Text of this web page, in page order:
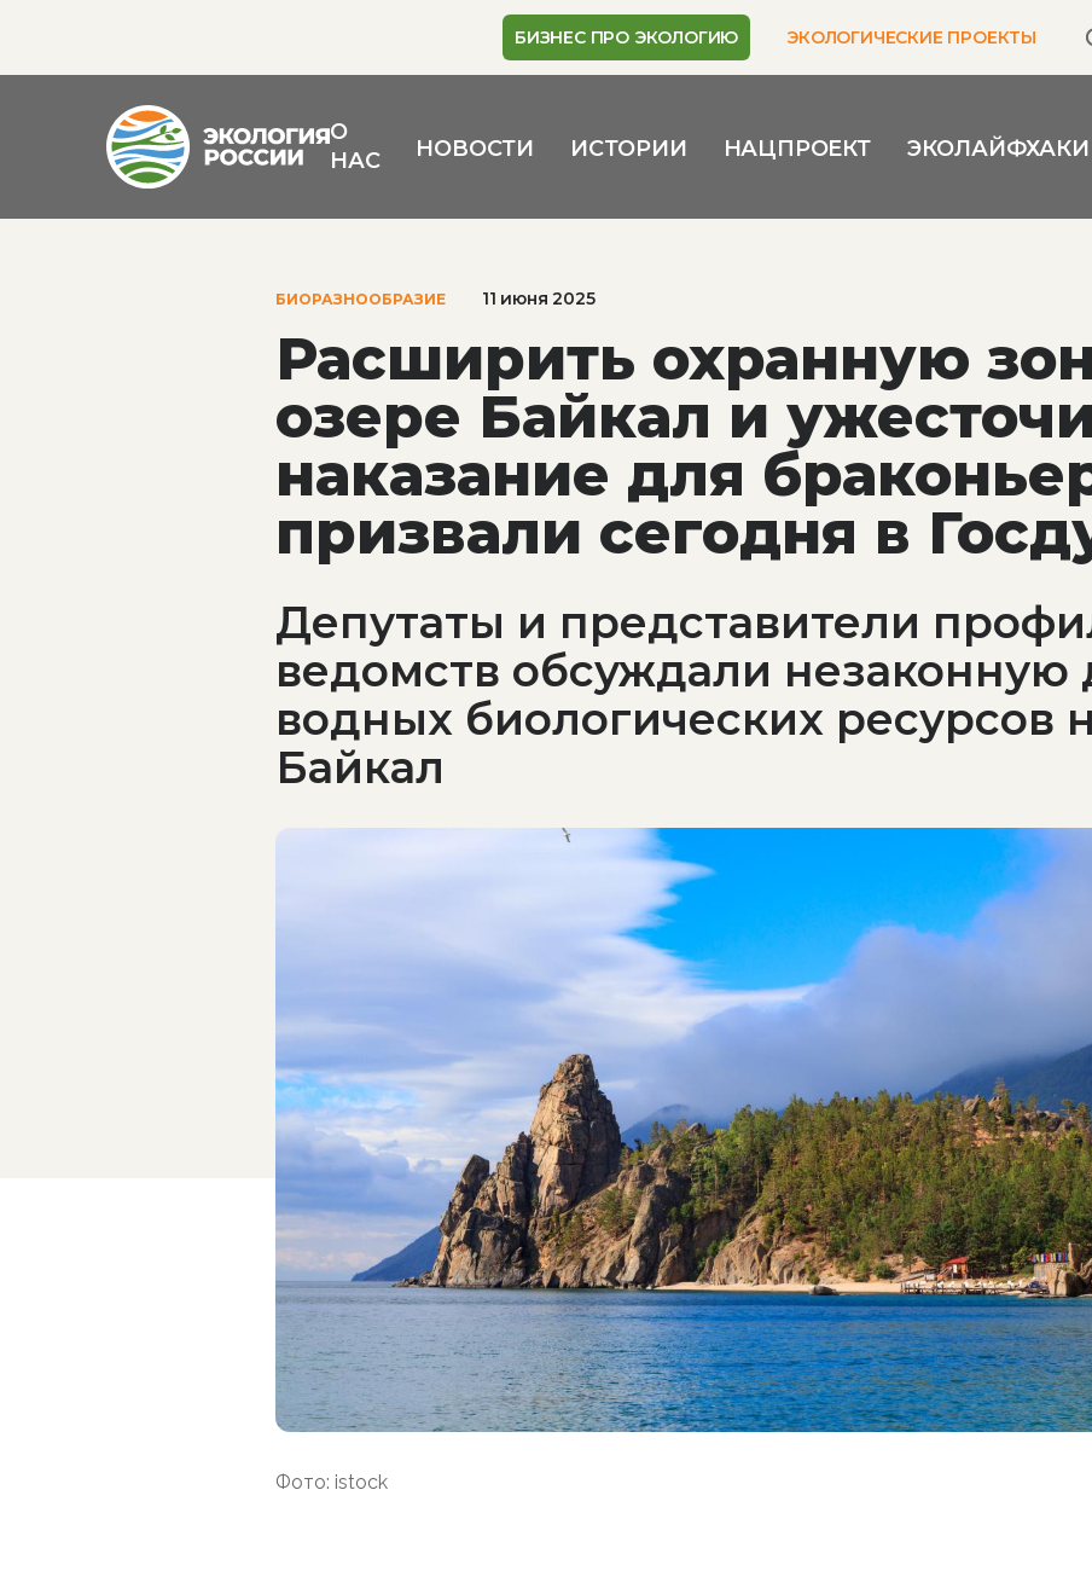
БИЗНЕС ПРО ЭКОЛОГИЮ ЭКОЛОГИЧЕСКИЕ ПРОЕКТЫ
О
НАС
НОВОСТИ ИСТОРИИ НАЦПРОЕКТ ЭКОЛАЙФХАКИ
БИОРАЗНООБРАЗИЕ 11 июня 2025
Расширить охранную
озере Байкал и
наказание для
призвали сегодня в
Депутаты и представители
ведомств обсуждали незаконную
водных биологических ресурсов
Байкал
Фото: istock